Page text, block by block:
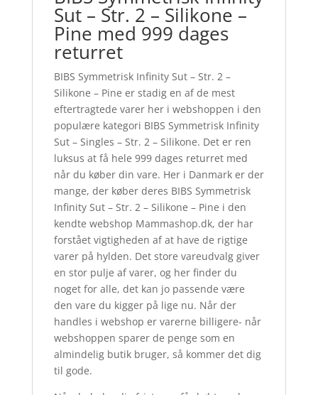
Sut – Str. 2 – Silikone –
Pine med 999 dages
returret
BIBS Symmetrisk Infinity Sut – Str. 2 –
Silikone – Pine er stadig en af de mest
eftertragtede varer her i webshoppen i den
populære kategori BIBS Symmetrisk Infinity
Sut – Singles – Str. 2 – Silikone. Det er ren
luksus at få hele 999 dages returret med
når du køber din vare. Her i Danmark er der
mange, der køber deres BIBS Symmetrisk
Infinity Sut – Str. 2 – Silikone – Pine i den
kendte webshop Mammashop.dk, der har
forstået vigtigheden af at have de rigtige
varer på hylden. Det store vareudvalg giver
en stor pulje af varer, og her finder du
noget for alle, det kan jo passende være
den vare du kigger på lige nu. Når der
handles i webshop er varerne billigere- når
webshoppen sparer de penge som en
almindelig butik bruger, så kommer det dig
til gode.